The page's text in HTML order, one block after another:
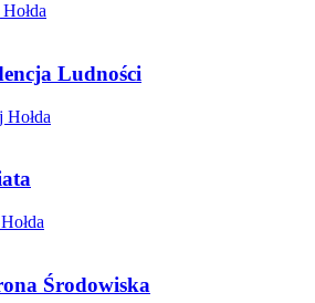
Ludności
Hołda
Środowiska